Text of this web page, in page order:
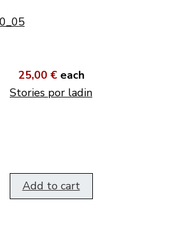
25,00 € each
Stories por ladin
Add to cart